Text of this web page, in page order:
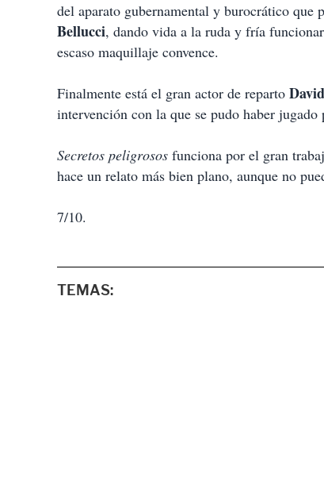
del aparato gubernamental y burocrático que
Bellucci, dando vida a la ruda y fría
escaso maquillaje convence.
Finalmente está el gran actor de reparto
intervención con la que se pudo haber jugado
Secretos peligrosos funciona por el gran
hace un relato más bien plano, aunque no
7/10.
TEMAS: